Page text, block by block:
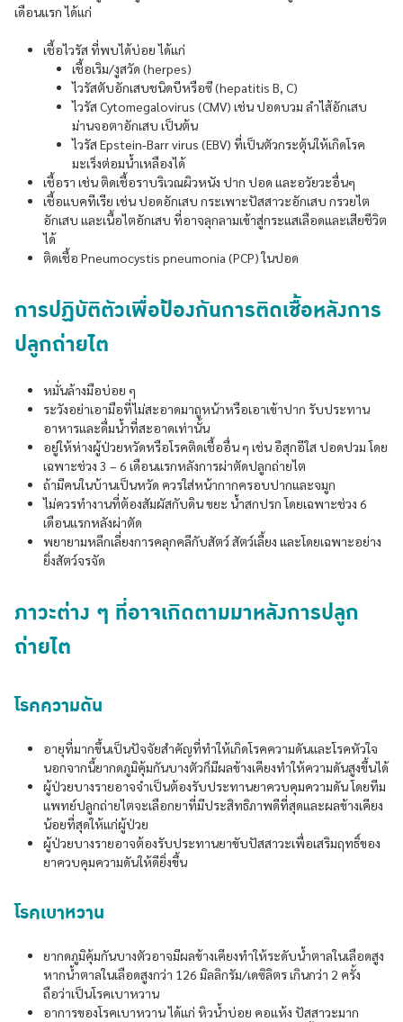
เดือนแรก ได้แก่
เชื้อไวรัส ที่พบได้บ่อย ได้แก่
เชื้อเริม/งูสวัด (herpes)
ไวรัสตับอักเสบชนิดบีหรือซี (hepatitis B, C)
ไวรัส Cytomegalovirus (CMV) เช่น ปอดบวม ลำไส้อักเสบ
ม่านจอตาอักเสบ เป็นต้น
ไวรัส Epstein-Barr virus (EBV) ที่เป็นตัวกระตุ้นให้เกิดโรค
มะเร็งต่อมน้ำเหลืองได้
เชื้อรา เช่น ติดเชื้อราบริเวณผิวหนัง ปาก ปอด และอวัยวะอื่นๆ
เชื้อแบคทีเรีย เช่น ปอดอักเสบ กระเพาะปัสสาวะอักเสบ กรวยไต
อักเสบ และเนื้อไตอักเสบ ที่อาจลุกลามเข้าสู่กระแสเลือดและเสียชีวิต
ได้
ติดเชื้อ Pneumocystis pneumonia (PCP) ในปอด
การปฏิบัติตัวเพื่อป้องกันการติดเชื้อหลังการ
ปลูกถ่ายไต
หมั่นล้างมือบ่อย ๆ
ระวังอย่าเอามือที่ไม่สะอาดมาถูหน้าหรือเอาเข้าปาก รับประทาน
อาหารและดื่มน้ำที่สะอาดเท่านั้น
อยู่ให้ห่างผู้ป่วยหวัดหรือโรคติดเชื้ออื่น ๆ เช่น อีสุกอีใส ปอดปวม โดย
เฉพาะช่วง 3 – 6 เดือนแรกหลังการผ่าตัดปลูกถ่ายไต
ถ้ามีคนในบ้านเป็นหวัด ควรใส่หน้ากากครอบปากและจมูก
ไม่ควรทำงานที่ต้องสัมผัสกับดิน ขยะ น้ำสกปรก โดยเฉพาะช่วง 6
เดือนแรกหลังผ่าตัด
พยายามหลีกเลี่ยงการคลุกคลีกับสัตว์ สัตว์เลี้ยง และโดยเฉพาะอย่าง
ยิ่งสัตว์จรจัด
ภาวะต่าง ๆ ที่อาจเกิดตามมาหลังการปลูก
ถ่ายไต
โรคความดัน
อายุที่มากขึ้นเป็นปัจจัยสำคัญที่ทำให้เกิดโรคความดันและโรคหัวใจ
นอกจากนี้ยากดภูมิคุ้มกันบางตัวก็มีผลข้างเคียงทำให้ความดันสูงขึ้นได้
ผู้ป่วยบางรายอาจจำเป็นต้องรับประทานยาควบคุมความดัน โดยทีม
แพทย์ปลูกถ่ายไตจะเลือกยาที่มีประสิทธิภาพดีที่สุดและผลข้างเคียง
น้อยที่สุดให้แก่ผู้ป่วย
ผู้ป่วยบางรายอาจต้องรับประทานยาขับปัสสาวะเพื่อเสริมฤทธิ์ของ
ยาควบคุมความดันให้ดียิ่งขึ้น
โรคเบาหวาน
ยากดภูมิคุ้มกันบางตัวอาจมีผลข้างเคียงทำให้ระดับน้ำตาลในเลือดสูง
หากน้ำตาลในเลือดสูงกว่า 126 มิลลิกรัม/เดซิลิตร เกินกว่า 2 ครั้ง
ถือว่าเป็นโรคเบาหวาน
อาการของโรคเบาหวาน ได้แก่ หิวน้ำบ่อย คอแห้ง ปัสสาวะมาก